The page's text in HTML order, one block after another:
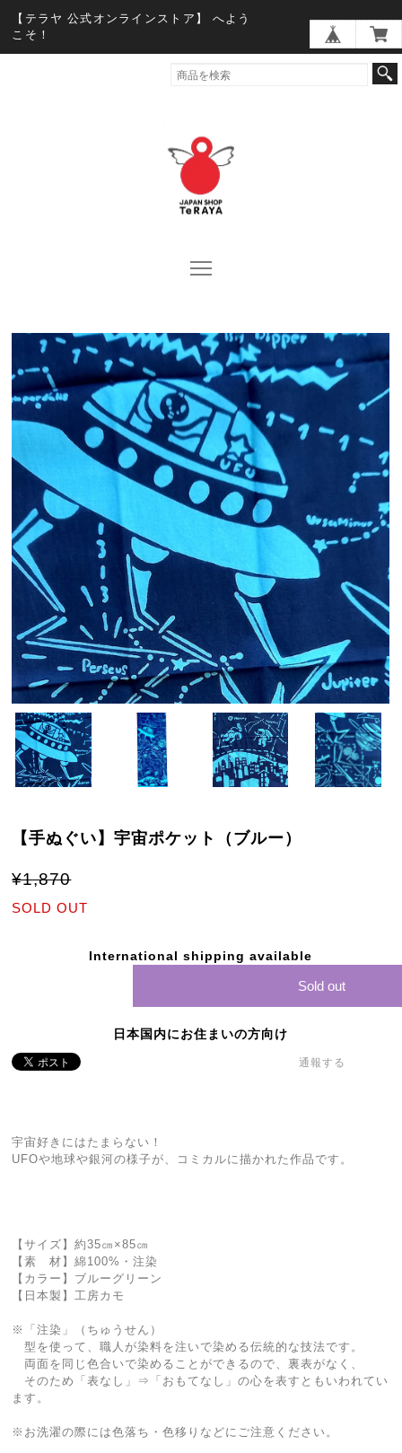
【テラヤ 公式オンラインストア】 へよう
こそ！
【手ぬぐい】宇宙ポケット（ブルー）
¥1,870
SOLD OUT
International shipping available
Sold out
日本国内にお住まいの方向け
通報する
宇宙好きにはたまらない！
UFOや地球や銀河の様子が、コミカルに描かれた作品です。
【サイズ】約35㎝×85㎝
【素 材】綿100%・注染
【カラー】ブルーグリーン
【日本製】工房カモ
※「注染」（ちゅうせん）
型を使って、職人が染料を注いで染める伝統的な技法です。
両面を同じ色合いで染めることができるので、裏表がなく、
そのため「表なし」⇒「おもてなし」の心を表すともいわれてい
ます。
※お洗濯の際には色落ち・色移りなどにご注意ください。